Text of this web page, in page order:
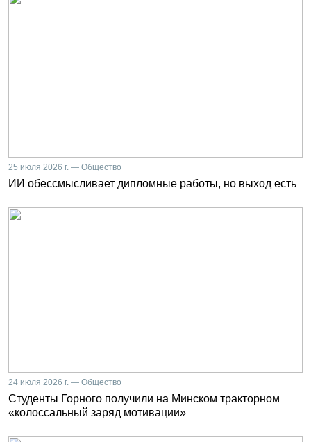
25 июля 2026 г. — Общество
ИИ обессмысливает дипломные работы, но выход есть
24 июля 2026 г. — Общество
Студенты Горного получили на Минском тракторном
«колоссальный заряд мотивации»